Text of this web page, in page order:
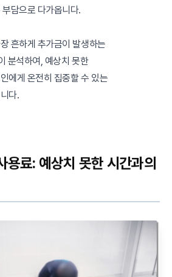
담으로 다가옵니다.
흔하게 추가금이 발생하는
분석하여, 예상치 못한
에게 온전히 집중할 수 있는
다.
용료: 예상치 못한 시간과의